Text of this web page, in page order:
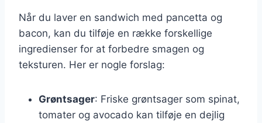
Når du laver en sandwich med pancetta og
bacon, kan du tilføje en række forskellige
ingredienser for at forbedre smagen og
teksturen. Her er nogle forslag:
Grøntsager: Friske grøntsager som spinat,
tomater og avocado kan tilføje en dejlig